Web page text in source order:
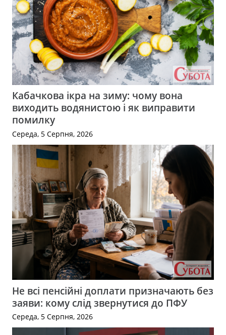
Кабачкова ікра на зиму: чому вона
виходить водянистою і як виправити
помилку
Середа, 5 Серпня, 2026
Не всі пенсійні доплати призначають без
заяви: кому слід звернутися до ПФУ
Середа, 5 Серпня, 2026